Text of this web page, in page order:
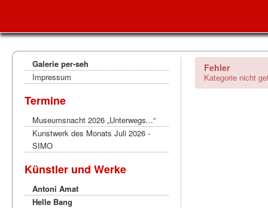
Galerie per-seh
Impressum
Termine
Museumsnacht 2026 „Unterwegs...“
Kunstwerk des Monats Juli 2026 -
SIMO
Künstler und Werke
Antoni Amat
Helle Bang
Fehler
Kategorie nicht